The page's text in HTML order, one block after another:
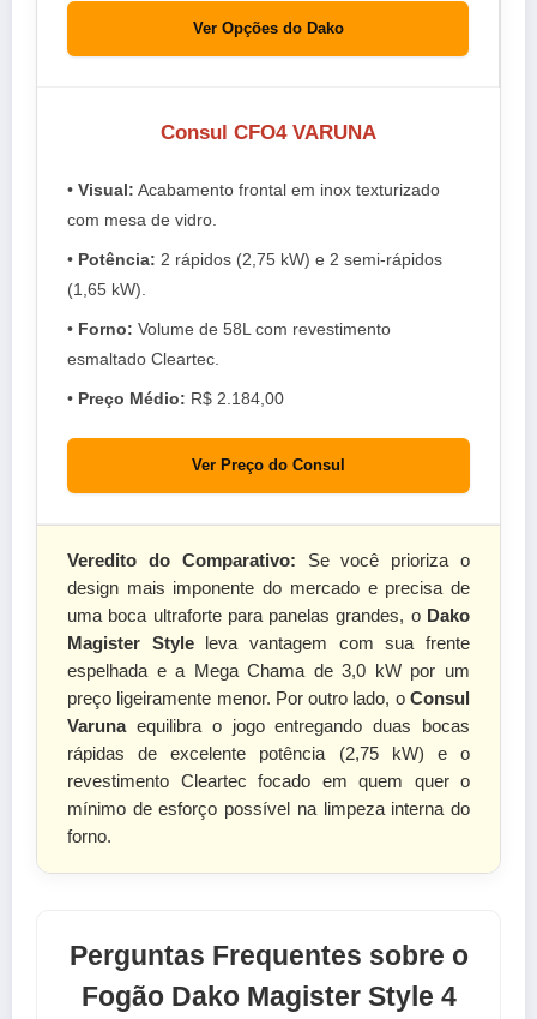
Ver Opções do Dako
Consul CFO4 VARUNA
• Visual: Acabamento frontal em inox texturizado
com mesa de vidro.
• Potência: 2 rápidos (2,75 kW) e 2 semi-rápidos
(1,65 kW).
• Forno: Volume de 58L com revestimento
esmaltado Cleartec.
• Preço Médio: R$ 2.184,00
Ver Preço do Consul
Veredito do Comparativo: Se você prioriza o
design mais imponente do mercado e precisa de
uma boca ultraforte para panelas grandes, o Dako
Magister Styleleva vantagem com sua frente
espelhada e a Mega Chama de 3,0 kW por um
preço ligeiramente menor. Por outro lado, o Consul
Varunaequilibra o jogo entregando duas bocas
rápidas de excelente potência (2,75 kW) e o
revestimento Cleartec focado em quem quer o
mínimo de esforço possível na limpeza interna do
forno.
Perguntas Frequentes sobre o
Fogão Dako Magister Style 4